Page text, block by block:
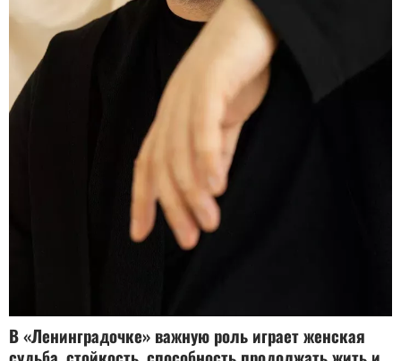
В «Ленинградочке» важную роль играет женская